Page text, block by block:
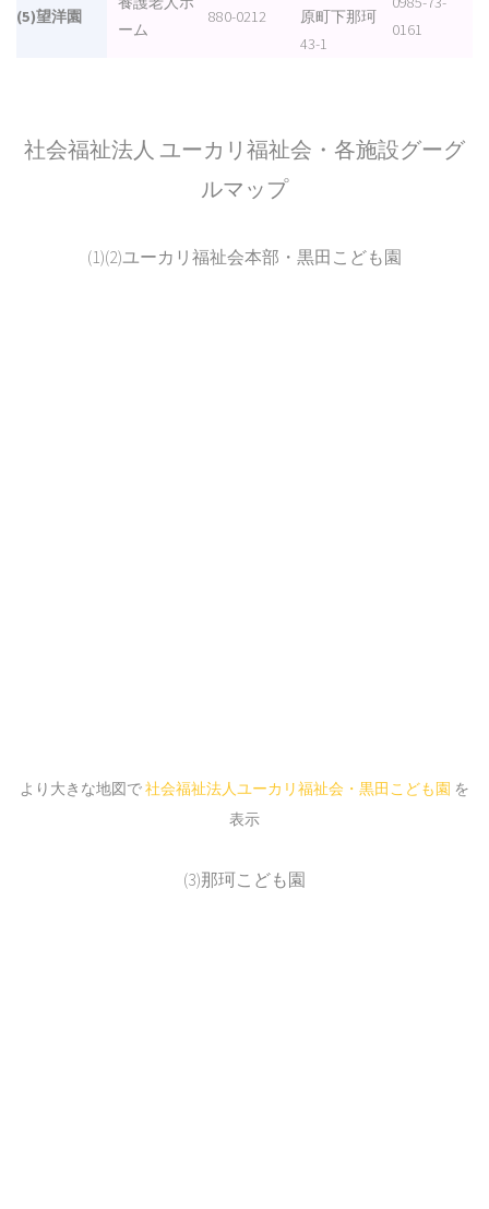
(5)望洋園
ーム
880-0212
原町下那珂
43-1
0161
社会福祉法人 ユーカリ福祉会・各施設グーグ
ルマップ
(1)(2)ユーカリ福祉会本部・黒田こども園
より大きな地図で社会福祉法人ユーカリ福祉会・黒田こども園 を
表示
(3)那珂こども園